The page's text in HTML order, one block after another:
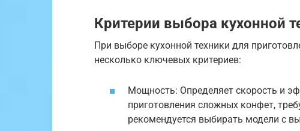
Критерии выбора кухонной
При выборе кухонной техники для
несколько ключевых критериев:
Мощность: Определяет скорость и
приготовления сложных конфет,
рекомендуется выбирать модели с